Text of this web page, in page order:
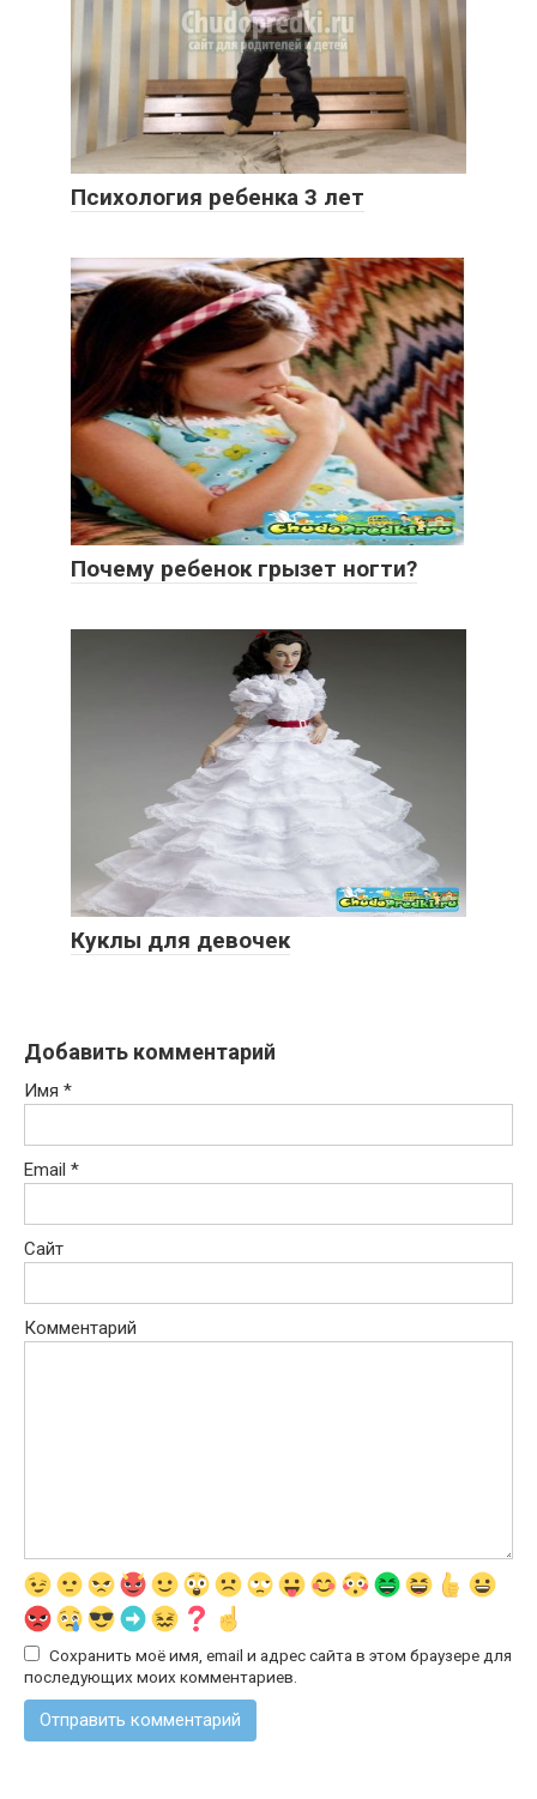
Психология ребенка 3 лет
Почему ребенок грызет ногти?
Куклы для девочек
Добавить комментарий
Имя *
Email *
Сайт
Комментарий
Сохранить моё имя, email и адрес сайта в этом браузере для
последующих моих комментариев.